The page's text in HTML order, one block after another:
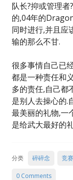
队长?抑或管理
的,04年的
同时进行,并且应
输的那么不甘.
很多事情自己已
都是一种责任和
多的责任,自己都
是别人去操心的.
最美丽的礼物,一
是给武大最好的
分类 碎碎念 竞
0 Comments